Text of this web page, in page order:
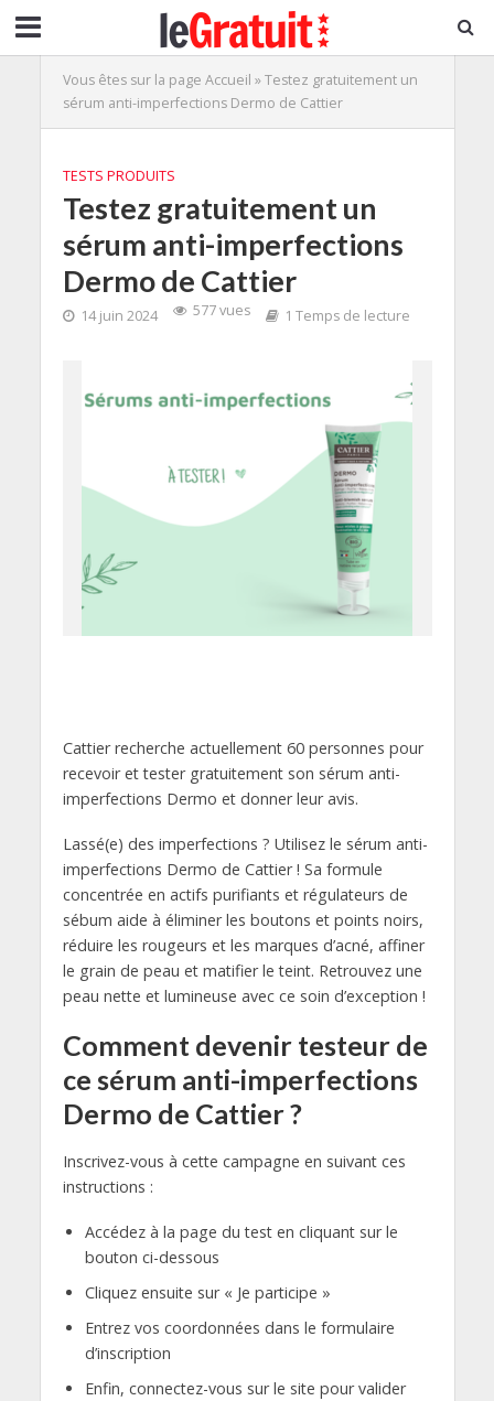
Vous êtes sur la page Accueil »Testez gratuitement un
sérum anti-imperfections Dermo de Cattier
TESTS PRODUITS
Testez gratuitement un
sérum anti-imperfections
Dermo de Cattier
14 juin 2024 577 vues 1 Temps de lecture
Cattier recherche actuellement 60 personnes pour
recevoir et tester gratuitement son sérum anti-
imperfections Dermo et donner leur avis.
Lassé(e) des imperfections ? Utilisez le sérum anti-
imperfections Dermo de Cattier ! Sa formule
concentrée en actifs purifiants et régulateurs de
sébum aide à éliminer les boutons et points noirs,
réduire les rougeurs et les marques d’acné, affiner
le grain de peau et matifier le teint. Retrouvez une
peau nette et lumineuse avec ce soin d’exception !
Comment devenir testeur de
ce sérum anti-imperfections
Dermo de Cattier ?
Inscrivez-vous à cette campagne en suivant ces
instructions :
Accédez à la page du test en cliquant sur le
bouton ci-dessous
Cliquez ensuite sur « Je participe »
Entrez vos coordonnées dans le formulaire
d’inscription
Enfin, connectez-vous sur le site pour valider